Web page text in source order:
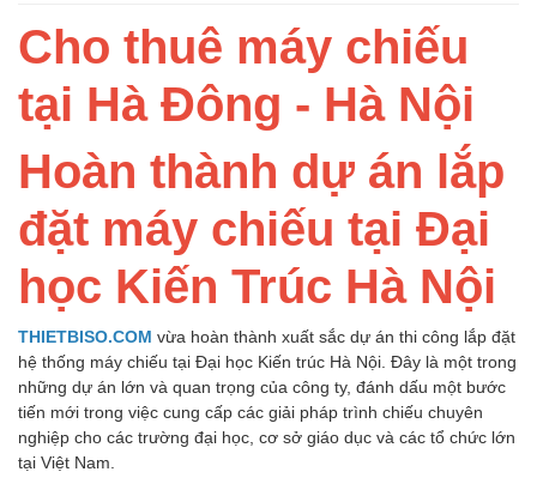
Cho thuê máy chiếu
tại Hà Đông - Hà Nội
Hoàn thành dự án lắp
đặt máy chiếu tại Đại
học Kiến Trúc Hà Nội
THIETBISO.COM vừa hoàn thành xuất sắc dự án thi công lắp đặt
hệ thống máy chiếu tại Đại học Kiến trúc Hà Nội. Đây là một trong
những dự án lớn và quan trọng của công ty, đánh dấu một bước
tiến mới trong việc cung cấp các giải pháp trình chiếu chuyên
nghiệp cho các trường đại học, cơ sở giáo dục và các tổ chức lớn
tại Việt Nam.